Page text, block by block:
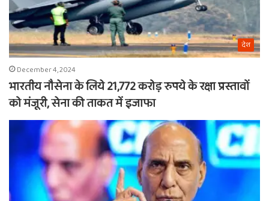
देश
December 4, 2024
भारतीय नौसेना के लिये 21,772 करोड़ रुपये के रक्षा प्रस्तावों
को मंजूरी, सेना की ताकत में इजाफा